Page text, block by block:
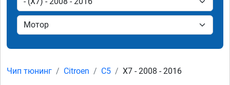
Чип тюнинг Citroen C5 X7 - 2008 - 2016